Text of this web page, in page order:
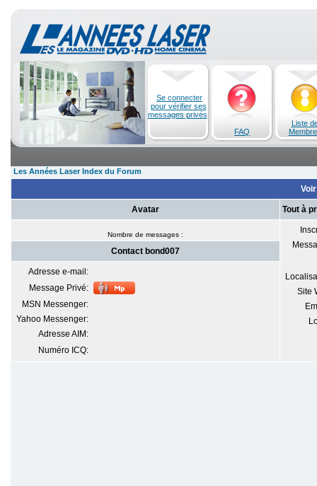
Se connecter
pour vérifier ses
messages privés
FAQ
Liste
Les Années Laser Index du Forum
Avatar Tout à
Nombre de messages :
Site
Contact bond007
Adresse e-mail:
Message Privé:
MSN Messenger:
Yahoo Messenger:
Adresse AIM:
Numéro ICQ: